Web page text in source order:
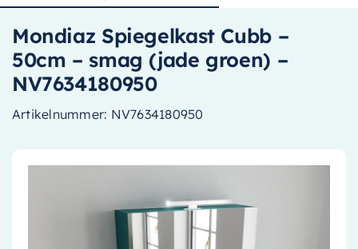
Toiletten
Spiegels
Kranen
Douche
Radiatoren
Accessoires
Mondiaz Spiegelkast Cubb –
50cm – smag (jade groen) –
NV7634180950
Artikelnummer: NV7634180950